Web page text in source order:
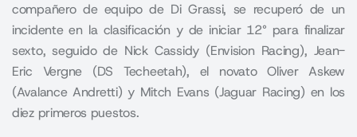
compañero de equipo de Di Grassi, se recuperó de un
incidente en la clasificación y de iniciar 12° para finalizar
sexto, seguido de Nick Cassidy (Envision Racing), Jean-
Eric Vergne(DS Techeetah), el novato Oliver Askew
(Avalance Andretti) y Mitch Evans (Jaguar Racing) en los
diez primeros puestos.